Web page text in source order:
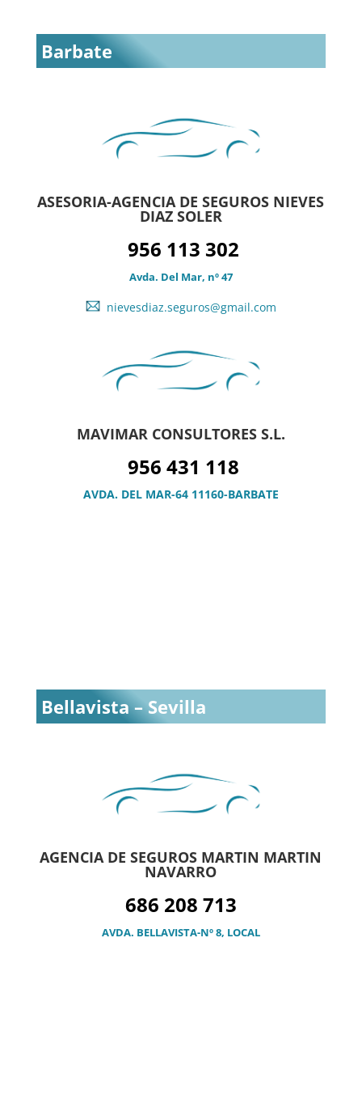
Barbate
ASESORIA-AGENCIA DE SEGUROS NIEVES
DIAZ SOLER
956 113 302
Avda. Del Mar, nº 47
nievesdiaz.seguros@gmail.com
MAVIMAR CONSULTORES S.L.
956 431 118
AVDA. DEL MAR-64 11160-BARBATE
Bellavista – Sevilla
AGENCIA DE SEGUROS MARTIN MARTIN
NAVARRO
686 208 713
AVDA. BELLAVISTA-Nº 8, LOCAL